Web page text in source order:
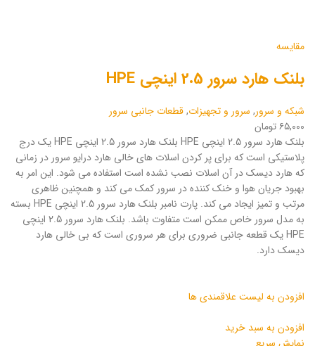
مقایسه
بلنک هارد سرور 2.5 اینچی HPE
شبکه و سرور, سرور و تجهیزات,قطعات جانبی سرور
۶۵,۰۰۰ تومان
بلنک هارد سرور 2.5 اینچی HPE بلنک هارد سرور 2.5 اینچی HPE یک درج
پلاستیکی است که برای پر کردن اسلات های خالی هارد درایو سرور در زمانی
که هارد دیسک در آن اسلات نصب نشده است استفاده می شود. این امر به
بهبود جریان هوا و خنک کننده در سرور کمک می کند و همچنین ظاهری
مرتب و تمیز ایجاد می کند. پارت نامبر بلنک هارد سرور 2.5 اینچی HPE بسته
به مدل سرور خاص ممکن است متفاوت باشد. بلنک هارد سرور 2.5 اینچی
HPE یک قطعه جانبی ضروری برای هر سروری است که بی خالی هارد
دیسک دارد.
افزودن به لیست علاقمندی ها
افزودن به سبد خرید